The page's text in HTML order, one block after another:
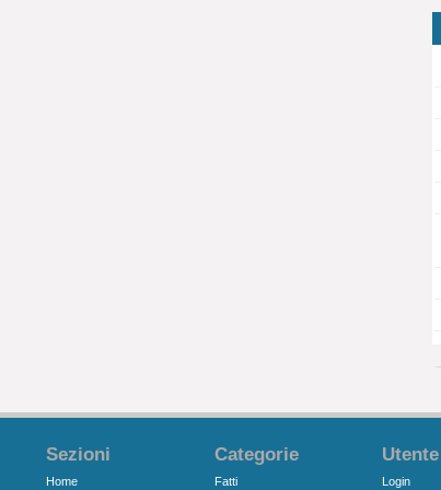
Sezioni
Home
Categorie
Fatti
Utente
Login